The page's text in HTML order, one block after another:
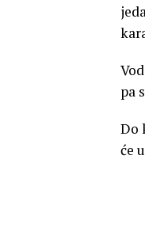
pa
Do
će